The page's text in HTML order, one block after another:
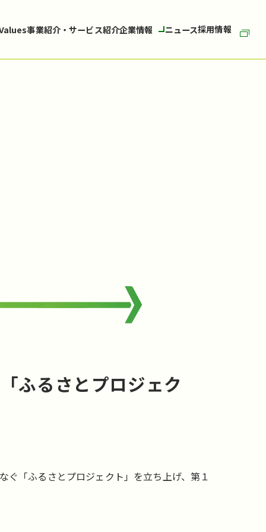
事業紹介・サービス紹介企業情報 ニュース採用情報
ふるさとプロジェク
ぐ「ふるさとプロジェクト」を立ち上げ、第１